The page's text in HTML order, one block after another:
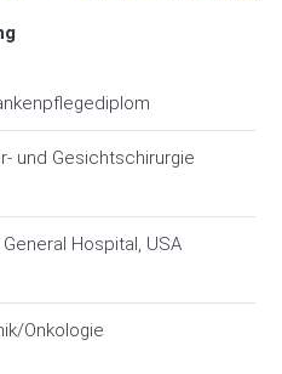
und Gesichtschirurgie
Hospital, USA
Onkologie